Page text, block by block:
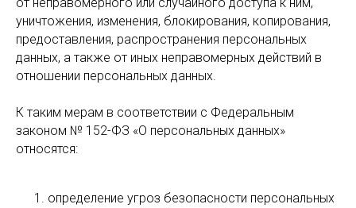
уничтожения, изменения, блокирования, копирования,
предоставления, распространения персональных
данных, а также от иных неправомерных действий в
отношении персональных данных.
К таким мерам в соответствии с Федеральным
законом № 152-ФЗ «О персональных данных»
относятся:
определение угроз безопасности персональных